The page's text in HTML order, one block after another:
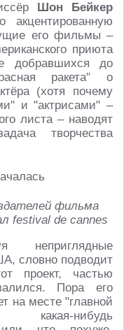
Шон Бейкер
его фильмы –
приюта
добравшихся до
ракета" о
(хотя почему
и "актрисами" –
листа – наводят
творчества
фильма
festival de cannes
неприглядные
словно подводит
проект, частью
Пора его
на месте "главной
нибудь